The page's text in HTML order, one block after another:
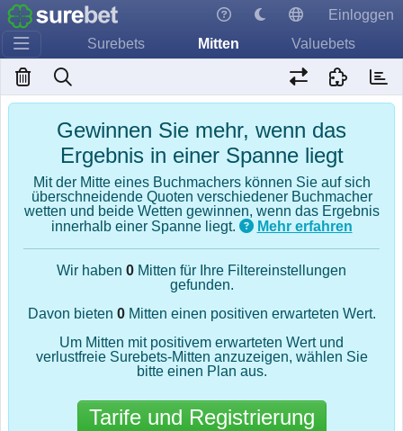
Surebets Mitten Valuebets
Einloggen
Gewinnen Sie mehr, wenn das
Ergebnis in einer Spanne liegt
Mit der Mitte eines Buchmachers können Sie auf sich
überschneidende Quoten verschiedener Buchmacher
wetten und beide Wetten gewinnen, wenn das Ergebnis
innerhalb einer Spanne liegt.
Mehr erfahren
Wir haben 0 Mitten für Ihre Filtereinstellungen
gefunden.
Davon bieten 0Mitten einen positiven erwarteten Wert.
Um Mitten mit positivem erwarteten Wert und
verlustfreie Surebets-Mitten anzuzeigen, wählen Sie
bitte einen Plan aus.
Tarife und Registrierung